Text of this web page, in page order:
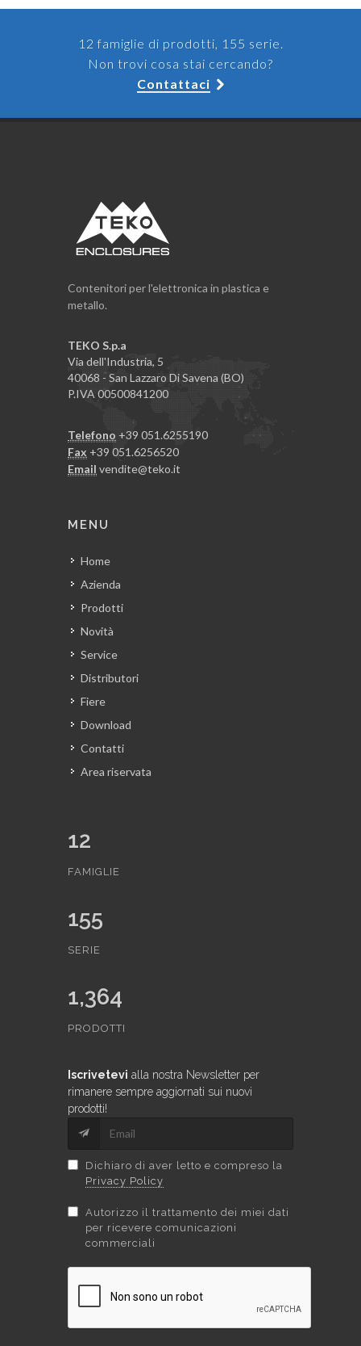
12 famiglie di prodotti, 155 serie.
Non trovi cosa stai cercando?
Contattaci
Contenitori per l'elettronica in plastica e
metallo.
TEKO S.p.a
Via dell'Industria, 5
40068 - San Lazzaro Di Savena (BO)
P.IVA 00500841200
Telefono +39 051.6255190
Fax +39 051.6256520
Email vendite@teko.it
MENU
Home
Azienda
Prodotti
Novità
Service
Distributori
Fiere
Download
Contatti
Area riservata
12
FAMIGLIE
155
SERIE
1,364
PRODOTTI
Iscrivetevi alla nostra Newsletter per
rimanere sempre aggiornati sui nuovi
prodotti!
Dichiaro di aver letto e compreso la
Privacy Policy
Autorizzo il trattamento dei miei dati
per ricevere comunicazioni
commerciali